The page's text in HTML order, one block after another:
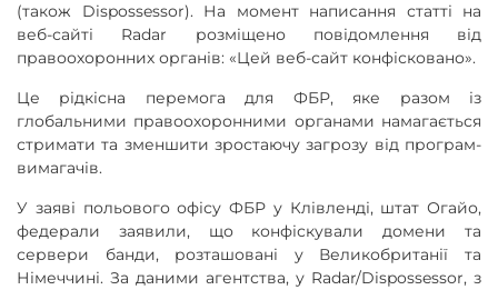
(також Dispossessor). На момент написання статті на
веб-сайті Radar розміщено повідомлення від
правоохоронних органів: «Цей веб-сайт конфісковано».
Це рідкісна перемога для ФБР, яке разом із
глобальними правоохоронними органами намагається
стримати та зменшити зростаючу загрозу від програм-
вимагачів.
У заяві польового офісу ФБР у Клівленді, штат Огайо,
федерали заявили, що конфіскували домени та
сервери банди, розташовані у Великобританії та
Німеччині. За даними агентства, у Radar/Dispossessor, з